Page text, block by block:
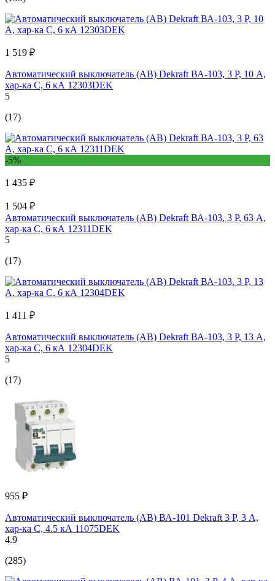
1 519 ₽
Автоматический выключатель (АВ) Dekraft ВА-103, 3 Р, 10 А,
хар-ка C, 6 кА 12303DEK
5
(17)
-5%
1 435 ₽
1 504 ₽
Автоматический выключатель (АВ) Dekraft ВА-103, 3 Р, 63 А,
хар-ка C, 6 кА 12311DEK
5
(17)
1 411 ₽
Автоматический выключатель (АВ) Dekraft ВА-103, 3 P, 13 А,
хар-ка C, 6 кА 12304DEK
5
(17)
955 ₽
Автоматический выключатель (АВ) ВА-101 Dekraft 3 Р, 3 А,
хар-ка C, 4.5 кА 11075DEK
4.9
(285)